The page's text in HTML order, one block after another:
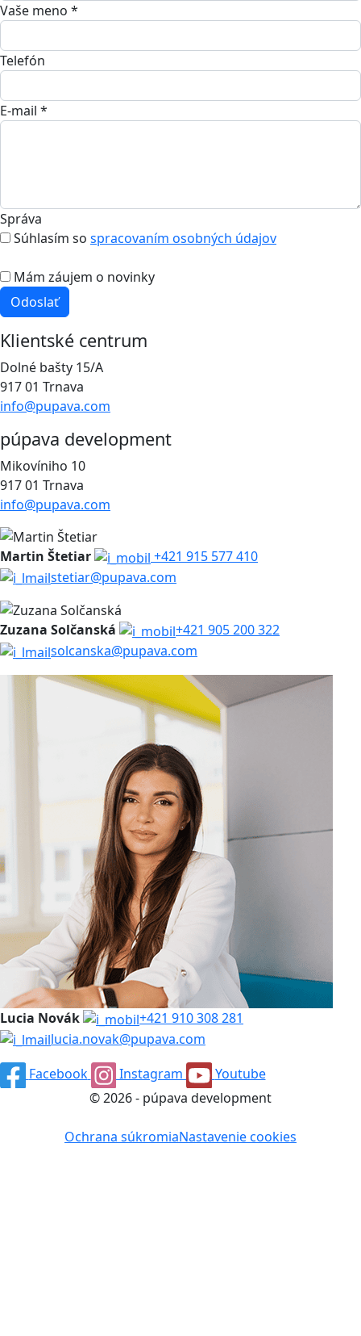
Vaše meno *
Telefón
E-mail *
Správa
Súhlasím so spracovaním osobných údajov
Mám záujem o novinky
Odoslať
Klientské centrum
Dolné bašty 15/A
917 01 Trnava
info@pupava.com
púpava development
Mikovíniho 10
917 01 Trnava
info@pupava.com
Martin Štetiar
+421 915 577 410
stetiar@pupava.com
Zuzana Solčanská
+421 905 200 322
solcanska@pupava.com
Lucia Novák
+421 910 308 281
lucia.novak@pupava.com
Facebook
Instagram
Youtube
© 2026 - púpava development
Ochrana súkromiaNastavenie cookies